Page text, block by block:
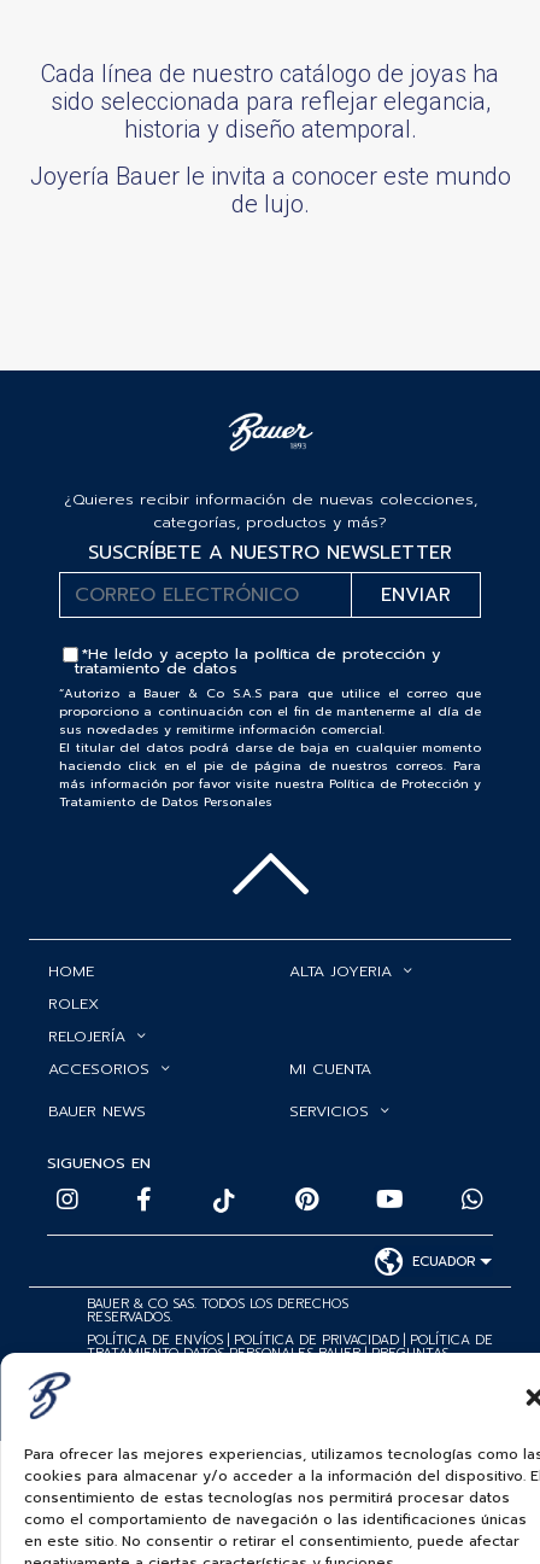
Para ofrecer las mejores experiencias, utilizamos tecnologías como
cookies para almacenar y/o acceder a la información del dispositivo.
consentimiento de estas tecnologías nos permitirá procesar datos
como el comportamiento de navegación o las identificaciones únicas
en este sitio. No consentir o retirar el consentimiento, puede afectar
Cada línea de nuestro catálogo de joyas ha
sido seleccionada para reflejar elegancia,
historia y diseño atemporal.
Joyería Bauer le invita a conocer este mundo
de lujo.
¿Quieres recibir información de nuevas colecciones,
categorías, productos y más?
SUSCRÍBETE A NUESTRO NEWSLETTER
*He leído y acepto la política de protección y
tratamiento de datos
“Autorizo a Bauer & Co S.A.S para que utilice el correo que
proporciono a continuación con el fin de mantenerme al día de
sus novedades y remitirme información comercial.
El titular del datos podrá darse de baja en cualquier momento
haciendo click en el pie de página de nuestros correos. Para
más información por favor visite nuestra Política de Protección y
Tratamiento de Datos Personales
HOME
ROLEX
RELOJERÍA
ALTA JOYERIA
ACCESORIOS
BAUER NEWS
MI CUENTA
SERVICIOS
SIGUENOS EN
ECUADOR
BAUER & CO SAS. TODOS LOS DERECHOS
RESERVADOS.
POLÍTICA DE ENVÍOS | POLÍTICA DE PRIVACIDAD | POLÍTICA DE
TRATAMIENTO DATOS PERSONALES BAUER |PREGUNTAS